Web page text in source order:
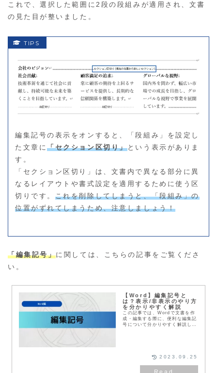
これで、選択した範囲に2段の段組みが適用され、文書
の見た目が整いました。
編集記号の表示をオンすると、「段組み」を設定し
た文章に「セクション区切り」という表示がありま
す。
「セクション区切り」は、文書内で異なる部分に異
なるレイアウトや書式設定を適用するために使う区
切りです。 これを削除してしまうと、「段組み」の
位置がずれてしまうため、注意しましょう！
「編集記号」に関しては、こちらの記事をご覧くださ
い。
【Word】編集記号と
は？表示/非表示のやり方
を分かりやすく解説
この記事では、Wordで文書を作
成・編集する際に、便利な編集記
号について分かりやすく解説して
2023.09.25